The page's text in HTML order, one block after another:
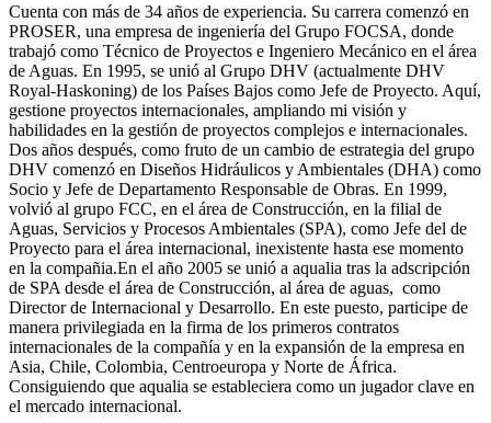
Cuenta con más de 34 años de experiencia. Su carrera comenzó en
PROSER, una empresa de ingeniería del Grupo FOCSA, donde
trabajó como Técnico de Proyectos e Ingeniero Mecánico en el área
de Aguas. En 1995, se unió al Grupo DHV (actualmente DHV
Royal-Haskoning) de los Países Bajos como Jefe de Proyecto. Aquí,
gestione proyectos internacionales, ampliando mi visión y
habilidades en la gestión de proyectos complejos e internacionales.
Dos años después, como fruto de un cambio de estrategia del grupo
DHV comenzó en Diseños Hidráulicos y Ambientales (DHA) como
Socio y Jefe de Departamento Responsable de Obras. En 1999,
volvió al grupo FCC, en el área de Construcción, en la filial de
Aguas, Servicios y Procesos Ambientales (SPA), como Jefe del de
Proyecto para el área internacional, inexistente hasta ese momento
en la compañia.En el año 2005 se unió a aqualia tras la adscripción
de SPA desde el área de Construcción, al área de aguas, como
Director de Internacional y Desarrollo. En este puesto, participe de
manera privilegiada en la firma de los primeros contratos
internacionales de la compañía y en la expansión de la empresa en
Asia, Chile, Colombia, Centroeuropa y Norte de África.
Consiguiendo que aqualia se estableciera como un jugador clave en
el mercado internacional.